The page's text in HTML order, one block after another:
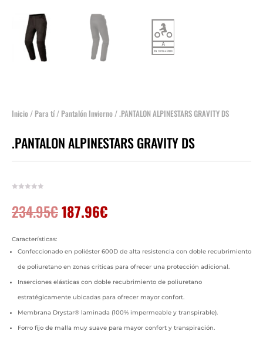
Inicio / Para tí/ Pantalón Invierno / .PANTALON ALPINESTARS GRAVITY DS
.PANTALON ALPINESTARS GRAVITY DS
234.95€El
precio
234.95€.
187.96€Elprecio
187.96€.
Características:
Confeccionado en poliéster 600D de alta resistencia con doble recubrimiento
de poliuretano en zonas críticas para ofrecer una protección adicional.
Inserciones elásticas con doble recubrimiento de poliuretano
estratégicamente ubicadas para ofrecer mayor confort.
Membrana Drystar® laminada (100% impermeable y transpirable).
Forro fijo de malla muy suave para mayor confort y transpiración.